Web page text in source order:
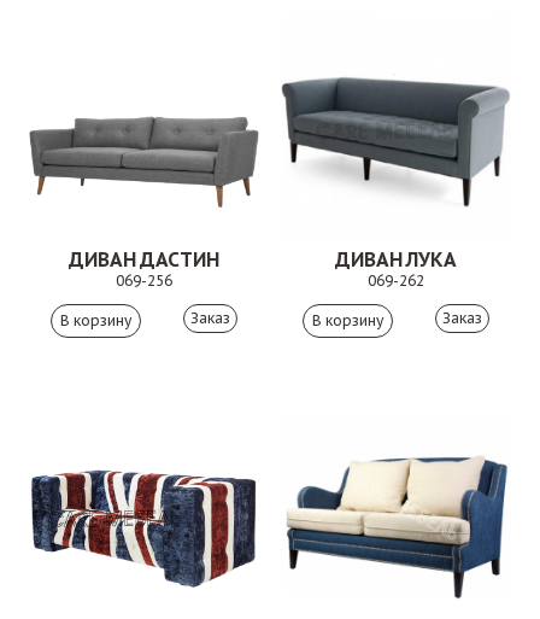
ДИВАН ДАСТИН
069-256
Заказ
ДИВАН ЛУКА
069-262
Заказ